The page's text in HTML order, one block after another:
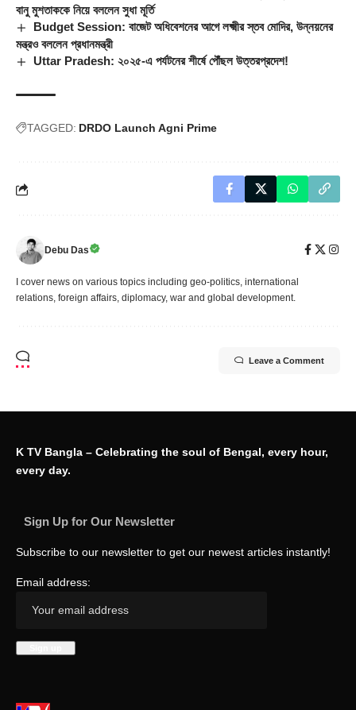
বানু মুশতাককে নিয়ে বললেন সুধা মূর্তি
Budget Session: বাজেট অধিবেশনের আগে লক্ষ্মীর স্তব মোদির, উন্নয়নের
মন্ত্রও বললেন প্রধানমন্ত্রী
Uttar Pradesh: ২০২৫-এ পর্যটনের শীর্ষে পৌঁছল উত্তরপ্রদেশ!
TAGGED: DRDO Launch Agni Prime
Debu Das
I cover news on various topics including geo-politics, international
relations, foreign affairs, diplomacy, war and global development.
Leave a Comment
K TV Bangla – Celebrating the soul of Bengal, every hour,
every day.
Sign Up for Our Newsletter
Subscribe to our newsletter to get our newest articles instantly!
Email address: